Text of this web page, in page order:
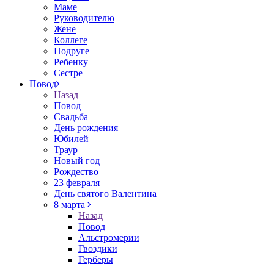
Маме
Руководителю
Жене
Коллеге
Подруге
Ребенку
Сестре
Повод
Назад
Повод
Свадьба
День рождения
Юбилей
Траур
Новый год
Рождество
23 февраля
День святого Валентина
8 марта
Назад
Повод
Альстромерии
Гвоздики
Герберы